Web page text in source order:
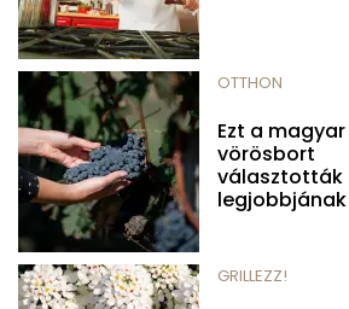
OTTHON
Ezt a magyar
vörösbort
választották
legjobbjának
GRILLEZZ!